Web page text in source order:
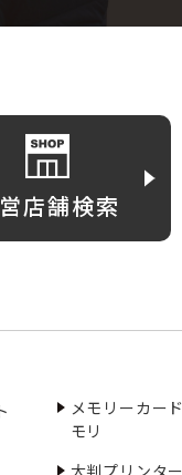
店舗検索
メモリーカー
モリ